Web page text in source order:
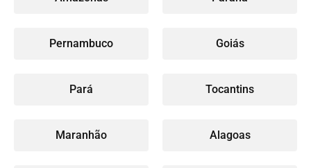
Pernambuco Goiás
Pará Tocantins
Maranhão Alagoas